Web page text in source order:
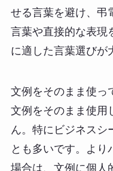
せる言葉を避け、弔
言葉や直接的な表現
に適した言葉選びが
文例をそのまま使っ
文例をそのまま使用
ん。特にビジネスシ
とも多いです。より
場合は、文例に個人